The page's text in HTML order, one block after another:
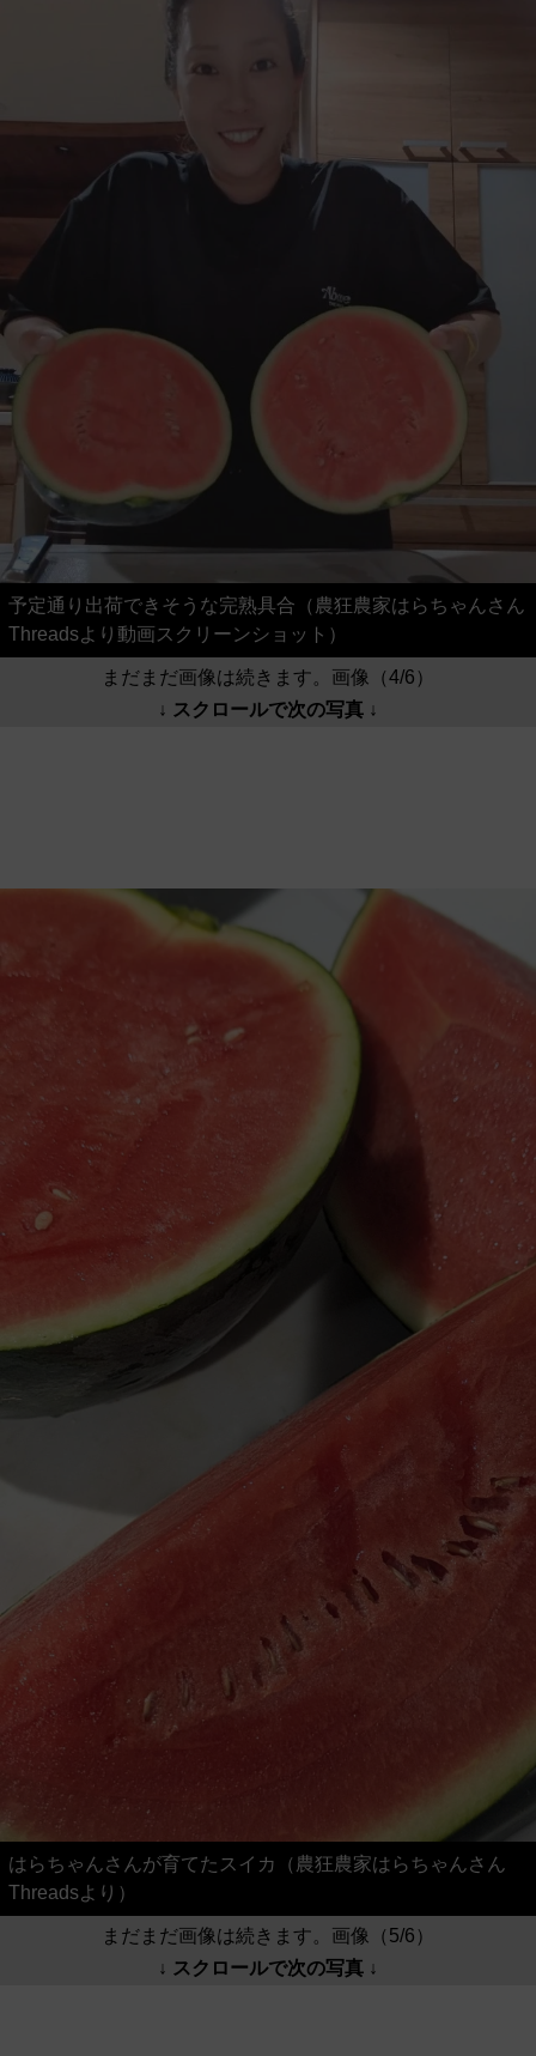
予定通り出荷できそうな完熟具合（農狂農家はらちゃんさん
Threadsより動画スクリーンショット）
まだまだ画像は続きます。画像（4/6）
↓ スクロールで次の写真 ↓
はらちゃんさんが育てたスイカ（農狂農家はらちゃんさん
Threadsより）
まだまだ画像は続きます。画像（5/6）
↓ スクロールで次の写真 ↓